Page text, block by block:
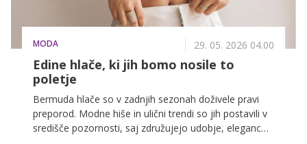
MODA 29. 05. 2026 04.00
Edine hlače, ki jih bomo nosile to
poletje
Bermuda hlače so v zadnjih sezonah doživele pravi
preporod. Modne hiše in ulični trendi so jih postavili v
središče pozornosti, saj združujejo udobje, eleganco